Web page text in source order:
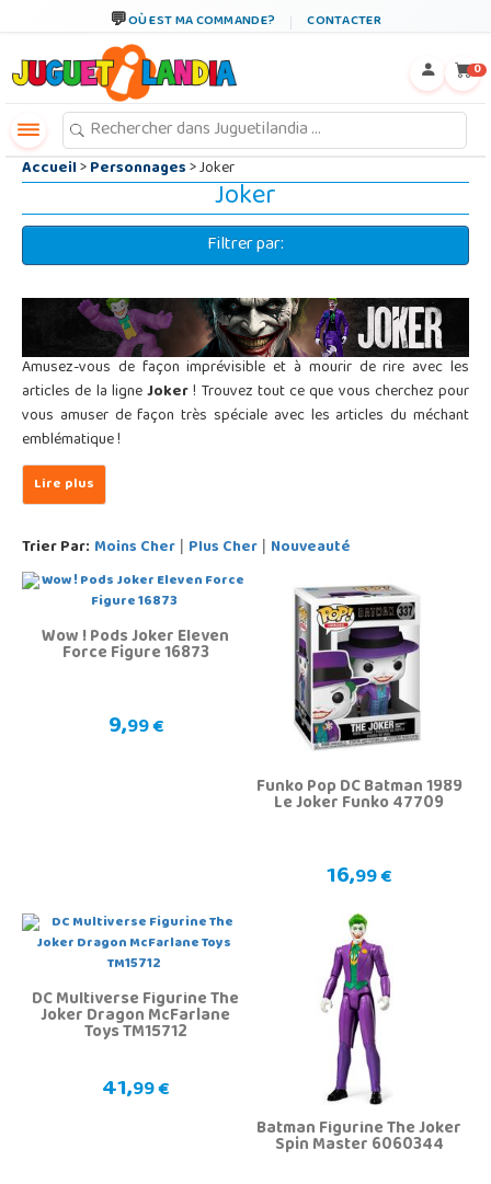
OÙ EST MA COMMANDE? CONTACTER
0
Accueil>Personnages> Joker
Joker
Filtrer par:
Amusez-vous de façon imprévisible et à mourir de rire avec les
articles de la ligneJoker! Trouvez tout ce que vous cherchez pour
vous amuser de façon très spéciale avec les articles du méchant
emblématique !
Trier Par: Moins Cher | Plus Cher | Nouveauté
Wow ! Pods Joker Eleven
Force Figure 16873
9,99 €
Funko Pop DC Batman 1989
Le Joker Funko 47709
16,99 €
DC Multiverse Figurine The
Joker Dragon McFarlane
Toys TM15712
41,99 €
Batman Figurine The Joker
Spin Master 6060344